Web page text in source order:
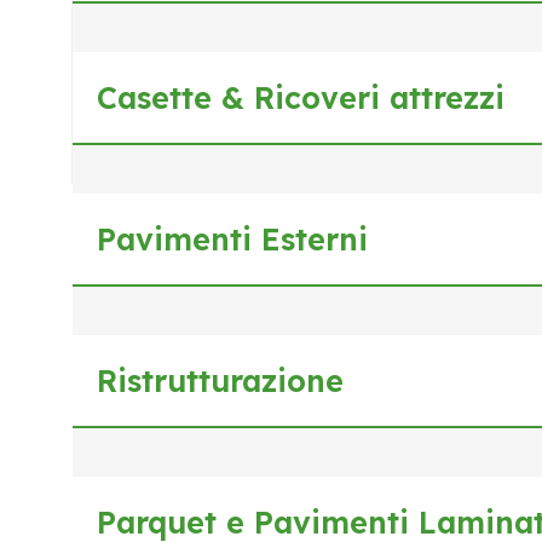
Casette & Ricoveri attrezzi
Pavimenti Esterni
Ristrutturazione
Parquet e Pavimenti